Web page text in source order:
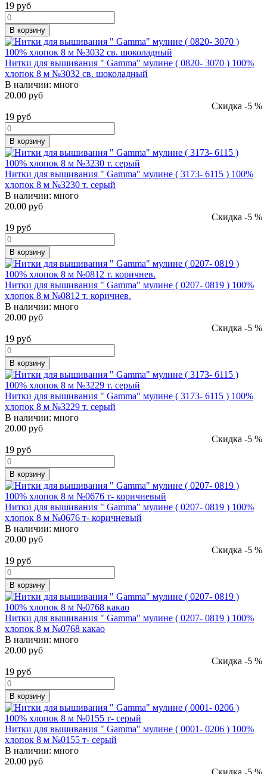
19 руб
В корзину
Нитки для вышивания " Gamma" мулине ( 0820- 3070 ) 100%
хлопок 8 м №3032 св. шоколадный
В наличии: много
20.00 руб
Скидка -5 %
19 руб
В корзину
Нитки для вышивания " Gamma" мулине ( 3173- 6115 ) 100%
хлопок 8 м №3230 т. серый
В наличии: много
20.00 руб
Скидка -5 %
19 руб
В корзину
Нитки для вышивания " Gamma" мулине ( 0207- 0819 ) 100%
хлопок 8 м №0812 т. коричнев.
В наличии: много
20.00 руб
Скидка -5 %
19 руб
В корзину
Нитки для вышивания " Gamma" мулине ( 3173- 6115 ) 100%
хлопок 8 м №3229 т. серый
В наличии: много
20.00 руб
Скидка -5 %
19 руб
В корзину
Нитки для вышивания " Gamma" мулине ( 0207- 0819 ) 100%
хлопок 8 м №0676 т- коричневый
В наличии: много
20.00 руб
Скидка -5 %
19 руб
В корзину
Нитки для вышивания " Gamma" мулине ( 0207- 0819 ) 100%
хлопок 8 м №0768 какао
В наличии: много
20.00 руб
Скидка -5 %
19 руб
В корзину
Нитки для вышивания " Gamma" мулине ( 0001- 0206 ) 100%
хлопок 8 м №0155 т- серый
В наличии: много
20.00 руб
Скидка -5 %